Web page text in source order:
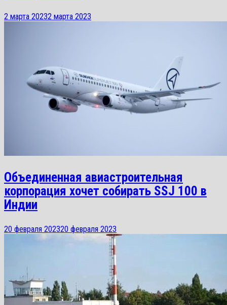
2 марта 20232 марта 2023
Объединенная авиастроительная
корпорация хочет собирать SSJ 100 в
Индии
20 февраля 202320 февраля 2023